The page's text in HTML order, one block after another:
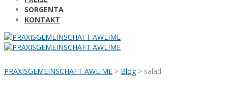
SORGENTA
KONTAKT
PRAXISGEMEINSCHAFT AWLIME > Blog> salad